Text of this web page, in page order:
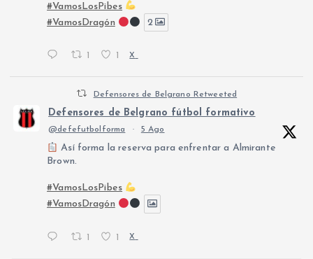
#VamosLosPibes
#VamosDragón
2
X
Defensores de Belgrano Retweeted
Defensores de Belgrano fútbol formativo
@defefutbolforma · 5 Ago
Así forma la reserva para enfrentar a Almirante
Brown.
#VamosLosPibes
#VamosDragón
1 1 X